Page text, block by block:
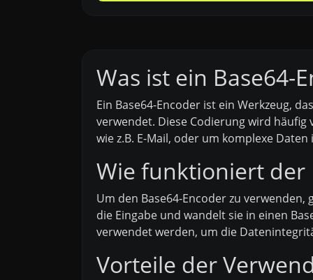
Was ist ein Base64-
Ein Base64-Encoder ist ein Werkzeug,
verwendet. Diese Codierung wird
wie z.B. E-Mail, oder um komplexe Daten
Wie funktioniert der
Um den Base64-Encoder zu
die Eingabe und wandelt sie in einen
verwendet werden, um die
Vorteile der